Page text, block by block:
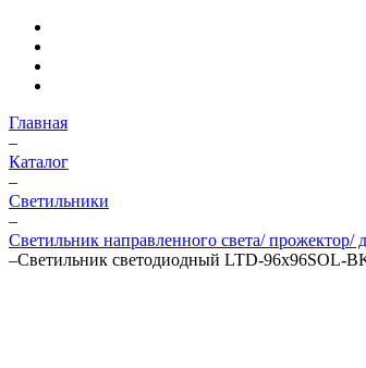
Главная
–
Каталог
–
Светильники
–
Светильник направленного света/ прожектор/
–Светильник светодиодный LTD-96х96SOL-